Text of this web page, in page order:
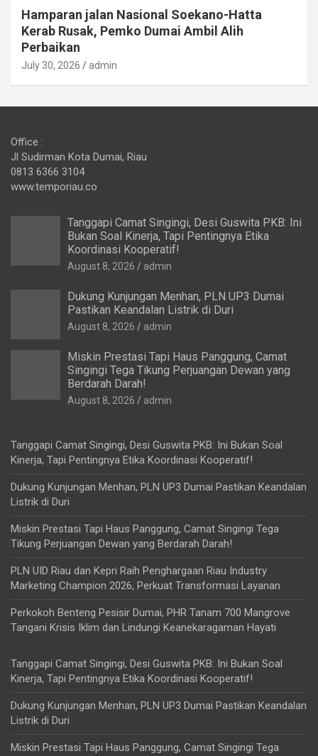
Hamparan jalan Nasional Soekano-Hatta
Kerab Rusak, Pemko Dumai Ambil Alih
Perbaikan
July 30, 2026 admin
Office :
Jl Sudirman Kota Dumai, Riau
0813 6366 3104
www.temporiau.co
Tanggapi Camat Singingi, Desi Guswita PKB: Ini
Bukan Soal Kinerja, Tapi Pentingnya Etika
Koordinasi Kooperatif!
August 8, 2026 admin
Dukung Kunjungan Menhan, PLN UP3 Dumai
Pastikan Keandalan Listrik di Duri
August 8, 2026 admin
Miskin Prestasi Tapi Haus Panggung, Camat
Singingi Tega Tikung Perjuangan Dewan yang
Berdarah Darah!
August 8, 2026 admin
Tanggapi Camat Singingi, Desi Guswita PKB: Ini Bukan Soal
Kinerja, Tapi Pentingnya Etika Koordinasi Kooperatif!
Dukung Kunjungan Menhan, PLN UP3 Dumai Pastikan Keandalan
Listrik di Duri
Miskin Prestasi Tapi Haus Panggung, Camat Singingi Tega
Tikung Perjuangan Dewan yang Berdarah Darah!
PLN UID Riau dan Kepri Raih Penghargaan Riau Industry
Marketing Champion 2026, Perkuat Transformasi Layanan
Perkokoh Benteng Pesisir Dumai, PHR Tanam 700 Mangrove
Tangani Krisis Iklim dan Lindungi Keanekaragaman Hayati
Tanggapi Camat Singingi, Desi Guswita PKB: Ini Bukan Soal
Kinerja, Tapi Pentingnya Etika Koordinasi Kooperatif!
Dukung Kunjungan Menhan, PLN UP3 Dumai Pastikan Keandalan
Listrik di Duri
Miskin Prestasi Tapi Haus Panggung, Camat Singingi Tega